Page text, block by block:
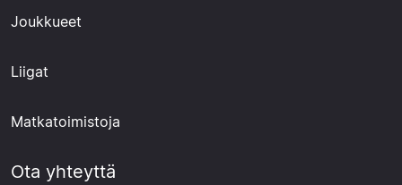
Joukkueet
Liigat
Matkatoimistoja
Ota yhteyttä